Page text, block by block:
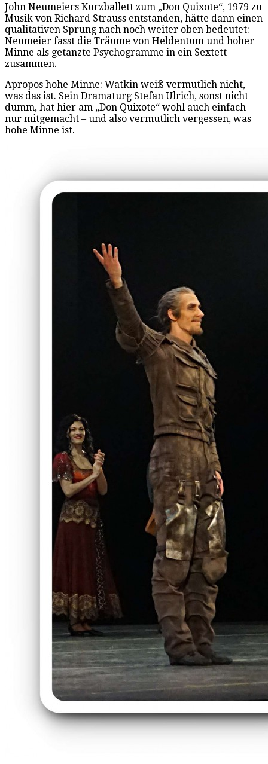
John Neumeiers Kurzballett zum „Don Quixote“, 1979 zu
Musik von Richard Strauss entstanden, hätte dann einen
qualitativen Sprung nach noch weiter oben bedeutet:
Neumeier fasst die Träume von Heldentum und hoher
Minne als getanzte Psychogramme in ein Sextett
zusammen.
Apropos hohe Minne: Watkin weiß vermutlich nicht,
was das ist. Sein Dramaturg Stefan Ulrich, sonst nicht
dumm, hat hier am „Don Quixote“ wohl auch einfach
nur mitgemacht – und also vermutlich vergessen, was
hohe Minne ist.